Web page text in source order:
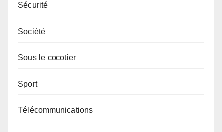
Sécurité
Société
Sous le cocotier
Sport
Télécommunications